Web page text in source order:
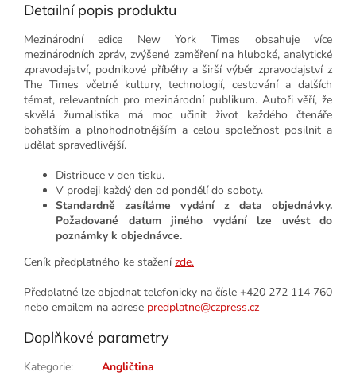
Detailní popis produktu
Mezinárodní edice New York Times obsahuje více
mezinárodních zpráv, zvýšené zaměření na hluboké, analytické
zpravodajství, podnikové příběhy a širší výběr zpravodajství z
The Times včetně kultury, technologií, cestování a dalších
témat, relevantních pro mezinárodní publikum. Autoři věří, že
skvělá žurnalistika má moc učinit život každého čtenáře
bohatším a plnohodnotnějším a celou společnost posilnit a
udělat spravedlivější.
Distribuce v den tisku.
V prodeji každý den od pondělí do soboty.
Standardně zasíláme vydání z data objednávky.
Požadované datum jiného vydání lze uvést do
poznámky k objednávce.
Ceník předplatného ke staženízde.
Předplatné lze objednat telefonicky na čísle +420 272 114 760
nebo emailem na adrese predplatne@czpress.cz
Doplňkové parametry
Kategorie:
Angličtina